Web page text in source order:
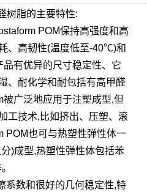
树脂的主要特性:
POM保持高强度和高
、高韧性(温度低至-40℃)和
有优异的尺寸稳定性、它
、耐化学和耐包括有高甲醛
广泛地应用于注塑成型,但
工技术,比如挤出、压塑、滚
POM也可与热塑性弹性体一
)成型,热塑性弹性体包括苯
系数和很好的几何稳定性,特